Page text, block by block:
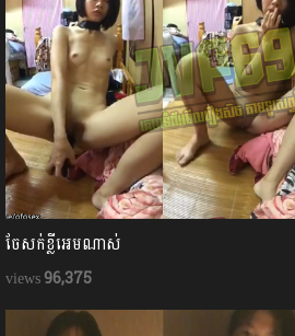
ចែសក់ខ្លីអេមណាស់
96,375